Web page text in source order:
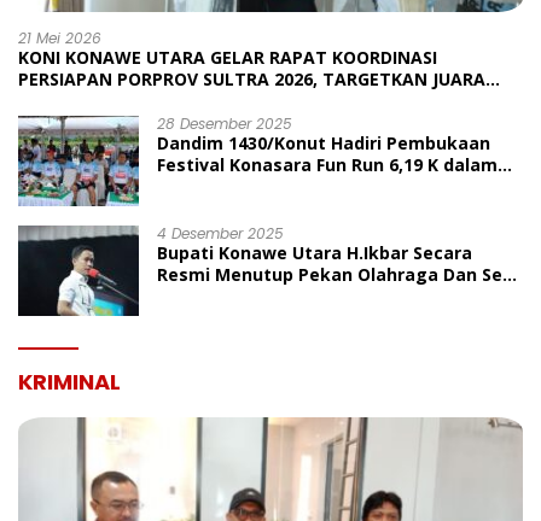
21 Mei 2026
KONI KONAWE UTARA GELAR RAPAT KOORDINASI
PERSIAPAN PORPROV SULTRA 2026, TARGETKAN JUARA
28 Desember 2025
Dandim 1430/Konut Hadiri Pembukaan
Festival Konasara Fun Run 6,19 K dalam
4 Desember 2025
Bupati Konawe Utara H.Ikbar Secara
Resmi Menutup Pekan Olahraga Dan Seni
KRIMINAL